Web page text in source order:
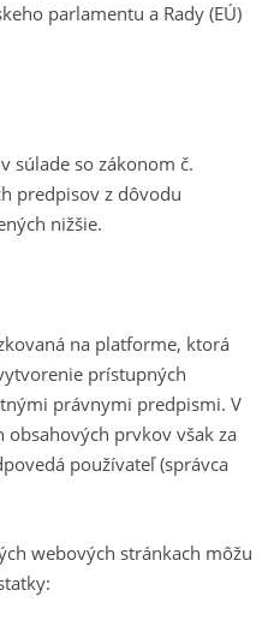
parlamentu a Rady (EÚ)
súlade so zákonom č.
predpisov z dôvodu
nižšie.
na platforme, ktorá
prístupných
právnymi predpismi. V
prvkov však za
používateľ (správca
webových stránkach môžu